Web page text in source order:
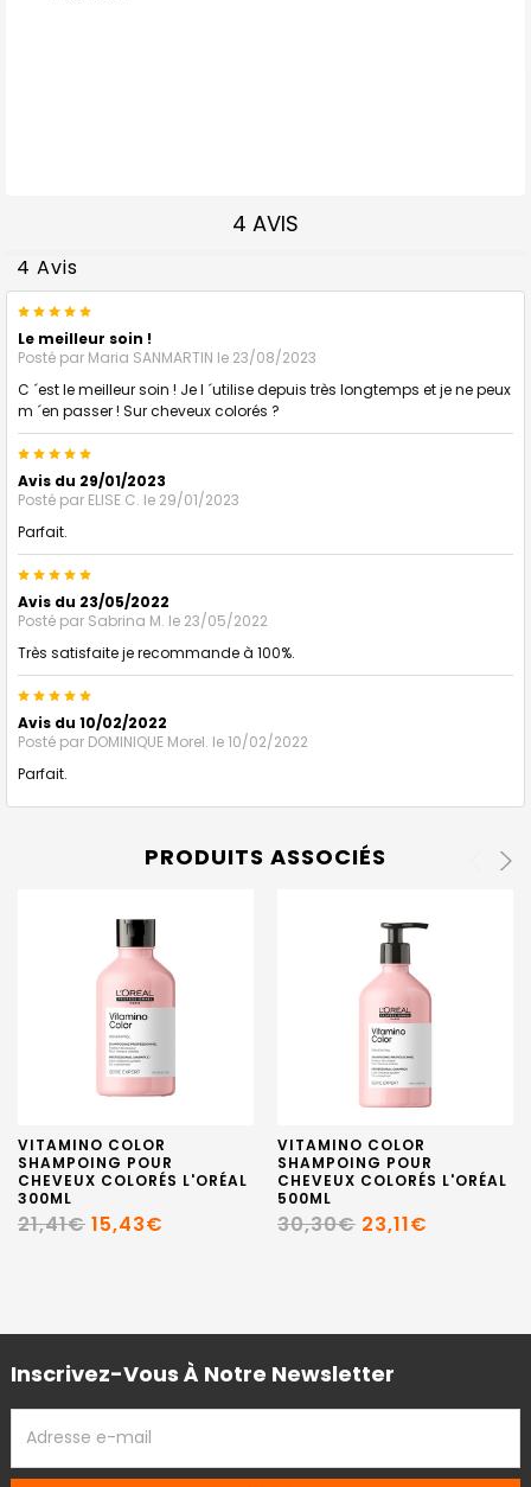
4 AVIS
4 Avis
5
Le meilleur soin !
Posté par Maria SANMARTIN le 23/08/2023
C ´est le meilleur soin ! Je l ´utilise depuis très longtemps et je ne peux
m ´en passer ! Sur cheveux colorés ?
5
Avis du 29/01/2023
Posté par ELISE C. le 29/01/2023
Parfait.
5
Avis du 23/05/2022
Posté par Sabrina M. le 23/05/2022
Très satisfaite je recommande à 100%.
5
Avis du 10/02/2022
Posté par DOMINIQUE Morel. le 10/02/2022
Parfait.
PRODUITS ASSOCIÉS
VITAMINO COLOR
SHAMPOING POUR
CHEVEUX COLORÉS L'ORÉAL
300ML
21,41€ 15,43€
VITAMINO COLOR
SHAMPOING POUR
CHEVEUX COLORÉS L'ORÉAL
500ML
30,30€ 23,11€
Inscrivez-Vous À Notre Newsletter
EMAIL